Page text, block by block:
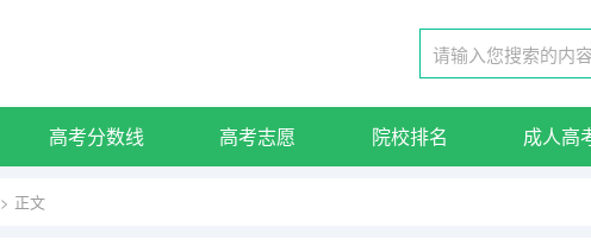
高考分数线 高考志愿 院校排名 成人高
> 正文